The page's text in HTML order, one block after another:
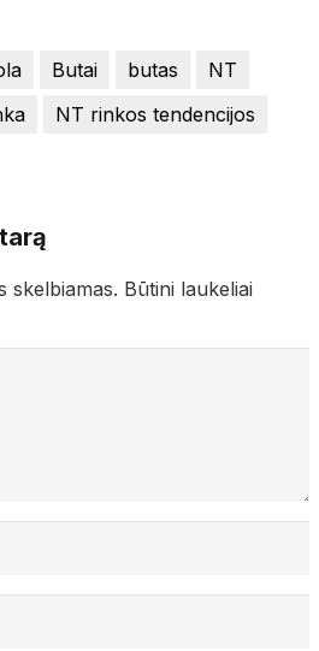
Butai butas
NT
NT rinkos tendencijos
skelbiamas. Būtini laukeliai